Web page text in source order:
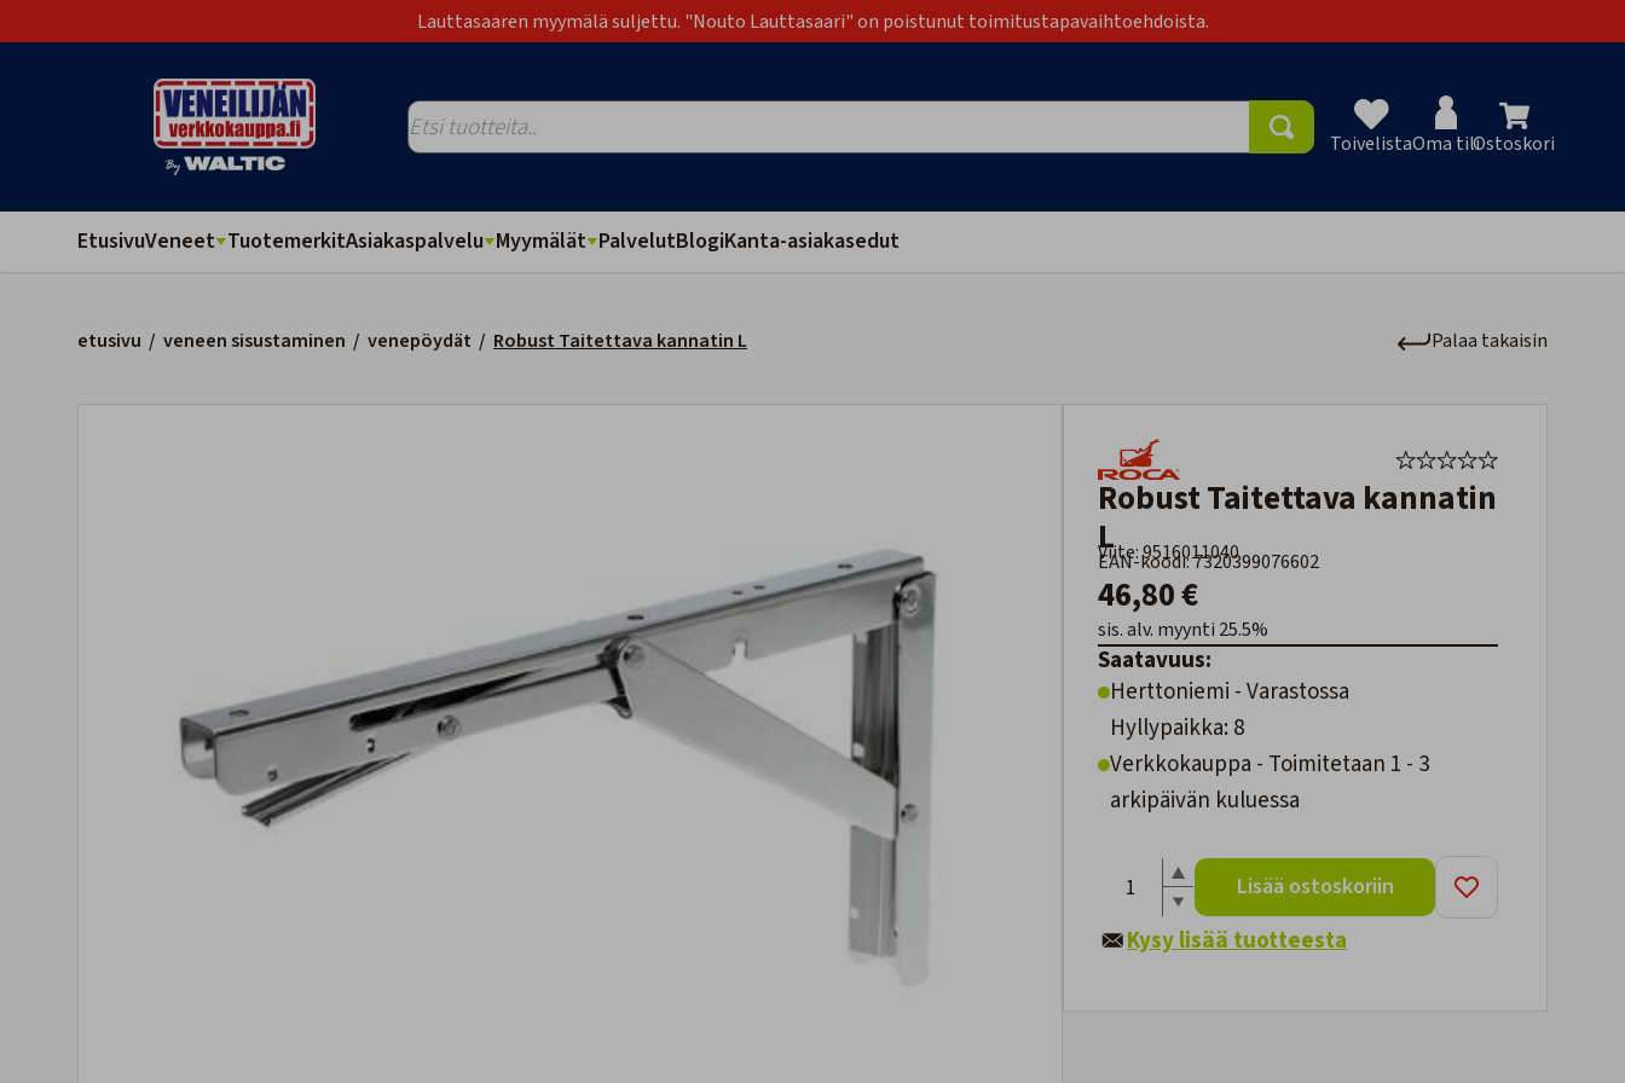
Lauttasaaren myymälä suljettu. "Nouto Lauttasaari" on poistunut toimitustapavaihtoehdoista.
ToivelistaOma tiliOstoskori
EtusivuVeneet TuotemerkitAsiakaspalvelu Myymälät PalvelutBlogiKanta-asiakasedut
etusivu / veneen sisustaminen / venepöydät / Robust Taitettava kannatin L Palaa takaisin
Robust Taitettava kannatin
L
Viite: 9516011040
EAN-koodi: 7320399076602
46,80 €
sis. alv. myynti 25.5%
Saatavuus:
Herttoniemi - Varastossa
Hyllypaikka: 8
Verkkokauppa - Toimitetaan 1 - 3
arkipäivän kuluessa
Lisää ostoskoriin
Kysy lisää tuotteesta